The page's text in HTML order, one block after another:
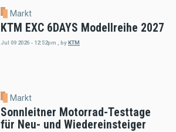
Markt
KTM EXC 6DAYS Modellreihe 2027
Jul 09 2026 - 12:52pm byKTM
Markt
Sonnleitner Motorrad-Testtage
für Neu- und Wiedereinsteiger